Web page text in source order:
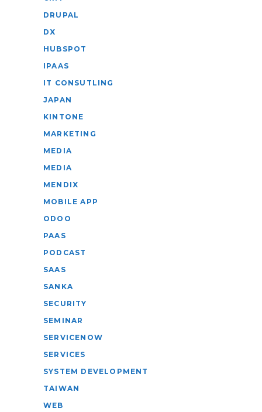
DRUPAL
DX
HUBSPOT
IPAAS
IT CONSUTLING
JAPAN
KINTONE
MARKETING
MEDIA
MEDIA
MENDIX
MOBILE APP
ODOO
PAAS
PODCAST
SAAS
SANKA
SECURITY
SEMINAR
SERVICENOW
SERVICES
SYSTEM DEVELOPMENT
TAIWAN
WEB